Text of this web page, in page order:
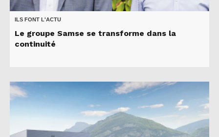
ILS FONT L'ACTU
Le groupe Samse se transforme dans la
continuité